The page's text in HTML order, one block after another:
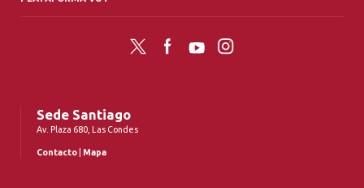
Twitter FacebookYouTubeInstagram
Sede Santiago
Av. Plaza 680, Las Condes
Contacto Mapa